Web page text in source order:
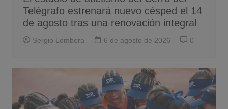
Telégrafo estrenará nuevo césped el 14
de agosto tras una renovación integral
Sergio Lombera 6 de agosto de 2026 0